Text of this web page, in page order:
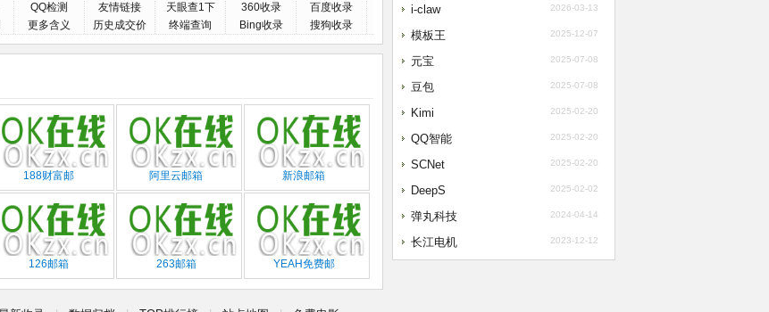
QQ检测
更多含义
友情链接
历史成交价
天眼查1下
终端查询
360收录
Bing收录
百度收录
搜狗收录
188财富邮 阿里云邮箱 新浪邮箱
126邮箱 263邮箱 YEAH免费邮
2026-03-13
i-claw
2025-12-07
模板王
2025-07-08
元宝
2025-07-08
豆包
2025-02-20
Kimi
2025-02-20
QQ智能
2025-02-20
SCNet
2025-02-02
DeepS
2024-04-14
弹丸科技
2023-12-12
长江电机